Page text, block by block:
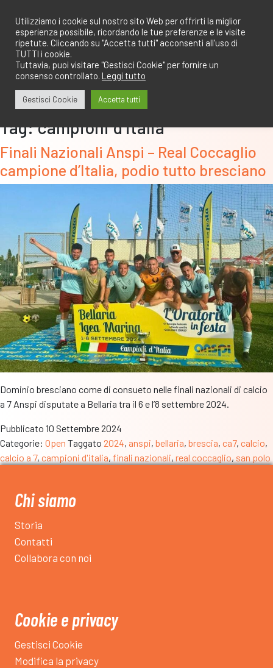
contenuto
Tag:campioni d’italia
Finali Nazionali Anspi – Real Coccaglio
campione d’Italia, podio tutto bresciano
Dominio bresciano come di consueto nelle finali nazionali di calcio
a 7 Anspi disputate a Bellaria tra il 6 e l’8 settembre 2024.
Pubblicato 10 Settembre 2024
Categorie: Open Taggato 2024, anspi, bellaria, brescia, ca7, calcio,
calcio a 7, campioni d'italia, finali nazionali, real coccaglio, san polo
Chi siamo
Storia
Contatti
Collabora con noi
Cookie e privacy
Gestisci Cookie
Modifica la privacy
Utilizziamo i cookie sul nostro sito Web per offrirti la miglior
esperienza possibile, ricordando le tue preferenze e le visite
ripetute. Cliccando su "Accetta tutti" acconsenti all'uso di
TUTTI i cookie.
Tuttavia, puoi visitare "Gestisci Cookie" per fornire un
consenso controllato. Leggi tutto
Gestisci Cookie Accetta tutti